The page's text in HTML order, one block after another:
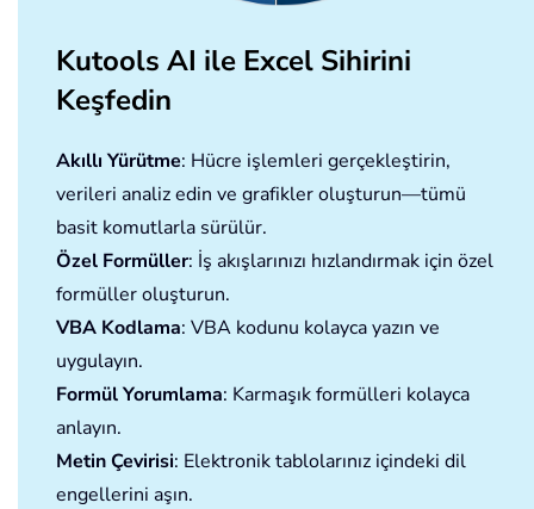
Kutools AI ile Excel Sihirini
Keşfedin
Akıllı Yürütme: Hücre işlemleri gerçekleştirin,
verileri analiz edin ve grafikler oluşturun—tümü
basit komutlarla sürülür.
Özel Formüller: İş akışlarınızı hızlandırmak için özel
formüller oluşturun.
VBA Kodlama: VBA kodunu kolayca yazın ve
uygulayın.
Formül Yorumlama: Karmaşık formülleri kolayca
anlayın.
Metin Çevirisi: Elektronik tablolarınız içindeki dil
engellerini aşın.